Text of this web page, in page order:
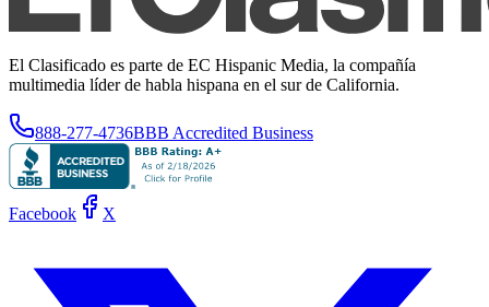
El Clasificado es parte de EC Hispanic Media, la compañía
multimedia líder de habla hispana en el sur de California.
888-277-4736BBB Accredited Business
Facebook X